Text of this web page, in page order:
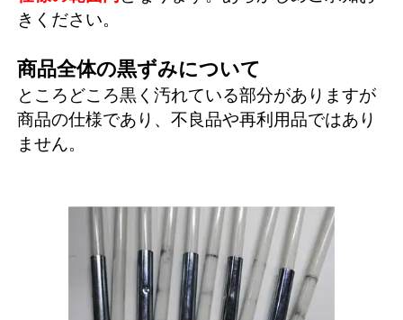
きください。
商品全体の黒ずみについて
ところどころ黒く汚れている部分がありますが
商品の仕様であり、不良品や再利用品ではあり
ません。